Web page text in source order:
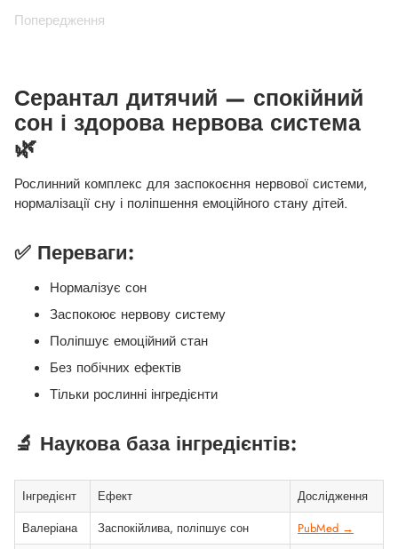
Попередження
Серантал дитячий — спокійний
сон і здорова нервова система
🌿
Рослинний комплекс для заспокоєння нервової системи,
нормалізації сну і поліпшення емоційного стану дітей.
✅ Переваги:
Нормалізує сон
Заспокоює нервову систему
Поліпшує емоційний стан
Без побічних ефектів
Тільки рослинні інгредієнти
🔬 Наукова база інгредієнтів:
Інгредієнт Ефект
Дослідження
Валеріана
Заспокійлива, поліпшує сон
PubMed →